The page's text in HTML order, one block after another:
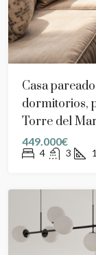
Casa
dormitorios,
Torre del
449.000€
4 3